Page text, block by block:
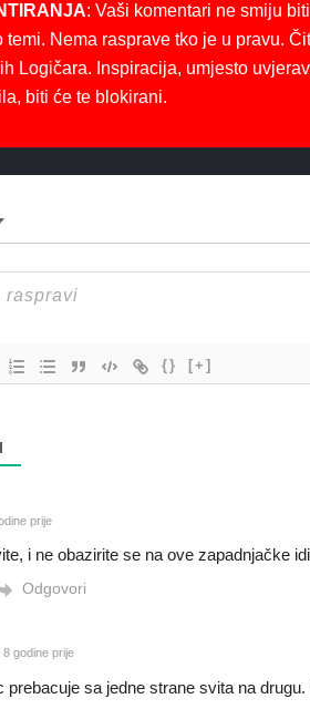
: Vaši komentari ne smiju
Nema rasprave tko je u pravu.
Logičara. Inspiracija, umjesto
biti će te blokirani.
{} [+]
prije
i ne obazirite se na ove zapadnjačke
Odgovori
8 godine prije
prebacuje sa jedne strane svita na